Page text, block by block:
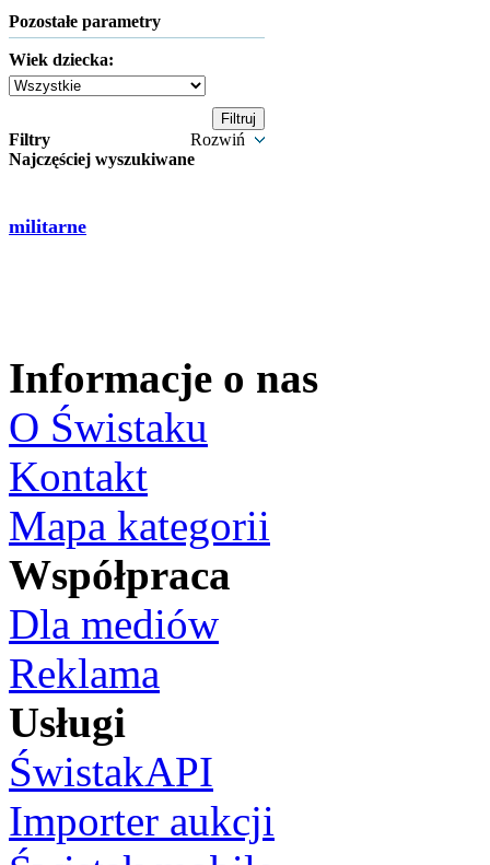
Pozostałe parametry
Wiek dziecka:
Filtry
Rozwiń
Najczęściej wyszukiwane
militarne
Informacje o nas
O Świstaku
Kontakt
Mapa kategorii
Współpraca
Dla mediów
Reklama
Usługi
ŚwistakAPI
Importer aukcji